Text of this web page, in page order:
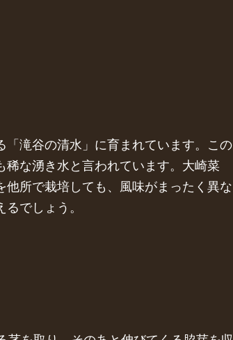
滝谷の清水」に育まれています。この
な湧き水と言われています。大崎菜
所で栽培しても、風味がまったく異な
でしょう。